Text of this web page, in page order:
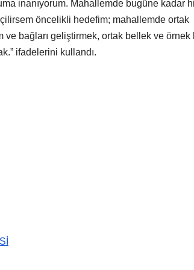
inanıyorum. Mahallemde bugüne kadar
öncelikli hedefim; mahallemde ortak
ve bağları geliştirmek, ortak bellek ve örnek
ifadelerini kullandı.